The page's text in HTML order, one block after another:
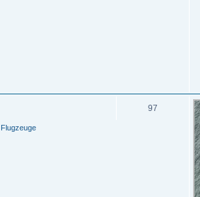
Flugzeuge
97